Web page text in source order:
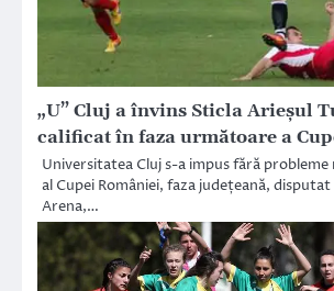
„U” Cluj a învins Sticla Arieşul
calificat în faza următoare a
Universitatea Cluj s-a impus fără
al Cupei României, faza județeană,
Arena,…